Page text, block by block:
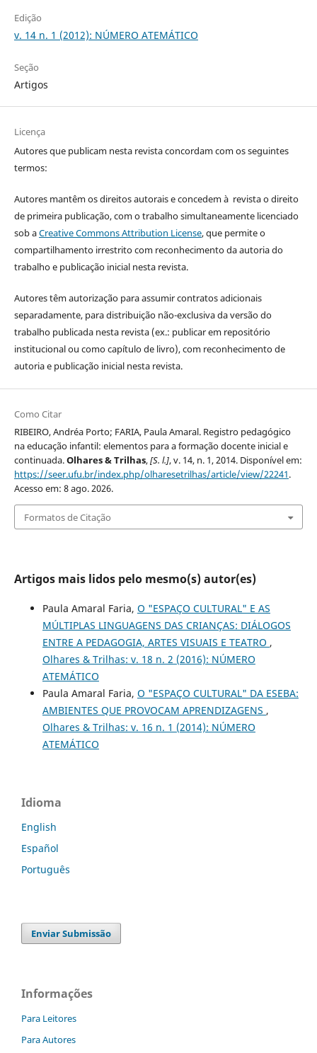
Edição
v. 14 n. 1 (2012): NÚMERO ATEMÁTICO
Seção
Artigos
Licença
Autores que publicam nesta revista concordam com os seguintes
termos:
Autores mantêm os direitos autorais e concedem à revista o direito
de primeira publicação, com o trabalho simultaneamente licenciado
sob aCreative Commons Attribution License, que permite o
compartilhamento irrestrito com reconhecimento da autoria do
trabalho e publicação inicial nesta revista.
Autores têm autorização para assumir contratos adicionais
separadamente, para distribuição não-exclusiva da versão do
trabalho publicada nesta revista (ex.: publicar em repositório
institucional ou como capítulo de livro), com reconhecimento de
autoria e publicação inicial nesta revista.
Como Citar
RIBEIRO, Andréa Porto; FARIA, Paula Amaral. Registro pedagógico
na educação infantil: elementos para a formação docente inicial e
continuada.Olhares & Trilhas,[S. l.], v. 14, n. 1, 2014. Disponível em:
https://seer.ufu.br/index.php/olharesetrilhas/article/view/22241.
Acesso em: 8 ago. 2026.
Formatos de Citação
Artigos mais lidos pelo mesmo(s) autor(es)
Paula Amaral Faria, O "ESPAÇO CULTURAL" E AS
MÚLTIPLAS LINGUAGENS DAS CRIANÇAS: DIÁLOGOS
ENTRE A PEDAGOGIA, ARTES VISUAIS E TEATRO ,
Olhares & Trilhas: v. 18 n. 2 (2016): NÚMERO
ATEMÁTICO
Paula Amaral Faria, O "ESPAÇO CULTURAL" DA ESEBA:
AMBIENTES QUE PROVOCAM APRENDIZAGENS ,
Olhares & Trilhas: v. 16 n. 1 (2014): NÚMERO
ATEMÁTICO
Idioma
English
Español
Português
Enviar Submissão
Informações
Para Leitores
Para Autores